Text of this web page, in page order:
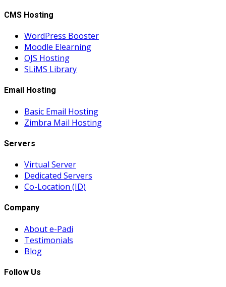
CMS Hosting
WordPress Booster
Moodle Elearning
OJS Hosting
SLiMS Library
Email Hosting
Basic Email Hosting
Zimbra Mail Hosting
Servers
Virtual Server
Dedicated Servers
Co-Location (ID)
Company
About e-Padi
Testimonials
Blog
Follow Us